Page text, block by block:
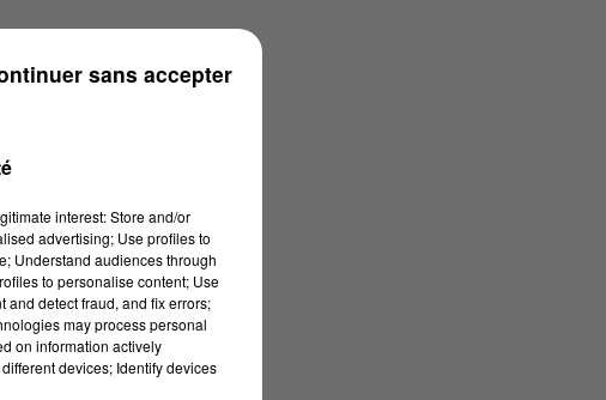
interest: Store and/or
advertising; Use profiles to
Understand audiences through
to personalise content; Use
and detect fraud, and fix errors;
may process personal
on information actively
devices; Identify devices
sans accepter